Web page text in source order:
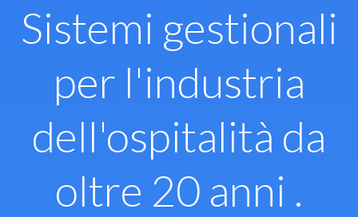
Sistemi gestionali
per l'industria
dell'ospitalità da
oltre 20 anni .